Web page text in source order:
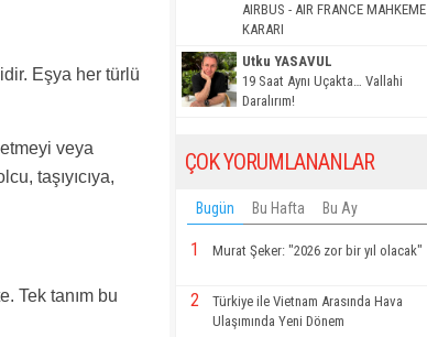
Eşya her türlü
veya
taşıyıcıya,
Tek tanım bu
AIRBUS - AIR FRANCE MAHKEME
KARARI
Utku YASAVUL
19 Saat Aynı Uçakta… Vallahi
Daralırım!
ÇOK YORUMLANANLAR
Bugün Bu Hafta Bu Ay
1 Murat Şeker: "2026 zor bir yıl olacak"
2
Türkiye ile Vietnam Arasında Hava
Ulaşımında Yeni Dönem